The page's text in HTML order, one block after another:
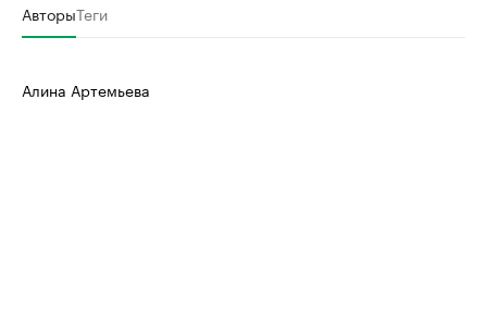
АвторыТеги
Алина Артемьева